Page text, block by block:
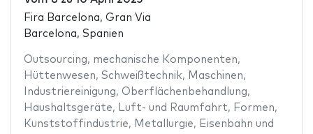
Fira Barcelona, Gran Via
Barcelona, Spanien
Outsourcing, mechanische Komponenten,
Hüttenwesen, Schweißtechnik, Maschinen,
Industriereinigung, Oberflächenbehandlung,
Haushaltsgeräte, Luft- und Raumfahrt, Formen,
Kunststoffindustrie, Metallurgie, Eisenbahn und